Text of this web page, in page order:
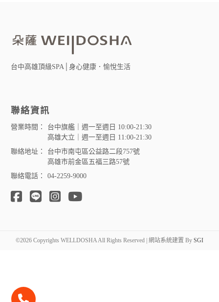
台中高雄頂級SPA│身心健康．愉悅生活
聯絡資訊
營業時間：
台中旗艦｜週一至週日 10:00-21:30
高雄大立｜週一至週日 11:00-21:30
聯絡地址：
台中市南屯區公益路二段757號
高雄市前金區五福三路57號
聯絡電話：
04-2259-9000
©2026 Copyrights WELLDOSHA All Rights Reserved | 網站系統建置 By SGI